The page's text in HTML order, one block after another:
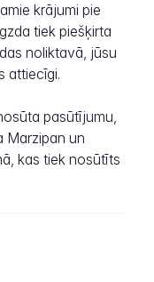
krājumi pie
tiek piešķirta
noliktavā, jūsu
attiecīgi.
pasūtījumu,
Marzipan un
kas tiek nosūtīts